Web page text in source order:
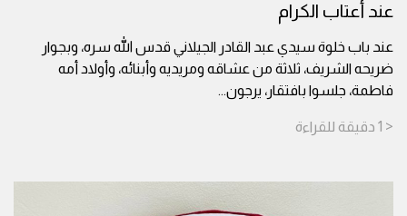
عند أعتاب الكرام
عند باب خلوة سيدي عبد القادر الجيلاني قدس الله سره، وبجوار
ضريحه الشريف، ثلاثة من عشاقه ومريديه وأبنائه، وأولاد أمه
فاطمة، جلسوا بافتقار، يرجون...
< 1 دقيقة للقراءة